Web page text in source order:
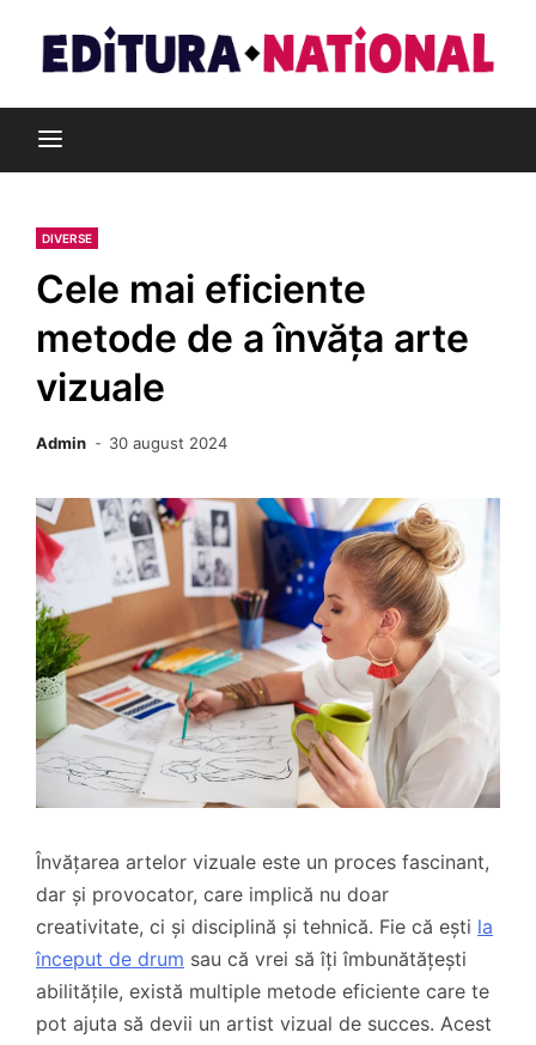
content
Editura Național
DIVERSE
Cele mai eficiente
metode de a învăța arte
vizuale
Admin 30 august 2024
Învățarea artelor vizuale este un proces fascinant,
dar și provocator, care implică nu doar
creativitate, ci și disciplină și tehnică. Fie că ești la
început de drum sau că vrei să îți îmbunătățești
abilitățile, există multiple metode eficiente care te
pot ajuta să devii un artist vizual de succes. Acest